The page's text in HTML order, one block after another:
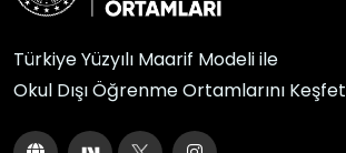
Türkiye Yüzyılı Maarif Modeli ile
Okul Dışı Öğrenme Ortamlarını Keşfet